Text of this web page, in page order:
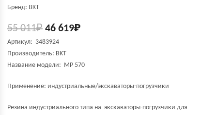
Бренд: BKT
55 011₽ 46 619₽
Артикул: 3483924
Производитель: BKT
Название модели: MP 570
Применение: индустриальные/экскаваторы-погрузчики
Резина индустриального типа на экскаваторы-погрузчики для